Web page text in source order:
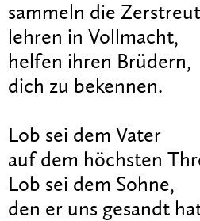
sammeln die
lehren in Vollmacht,
helfen ihren Brüdern,
dich zu bekennen.
Lob sei dem Vater
auf dem höchsten
Lob sei dem Sohne,
den er uns gesandt